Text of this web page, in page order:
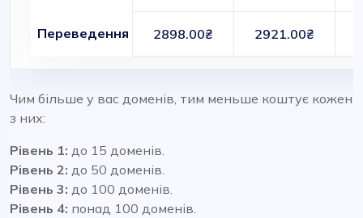
Переведення 2898.00₴ 2921.00₴
Чим більше у вас доменів, тим меньше коштує кожен
з них:
Рівень 1: до 15 доменів.
Рівень 2: до 50 доменів.
Рівень 3: до 100 доменів.
Рівень 4: понад 100 доменів.